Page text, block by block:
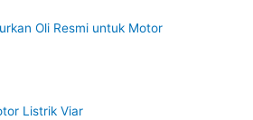
Oli Resmi untuk Motor
Listrik Viar